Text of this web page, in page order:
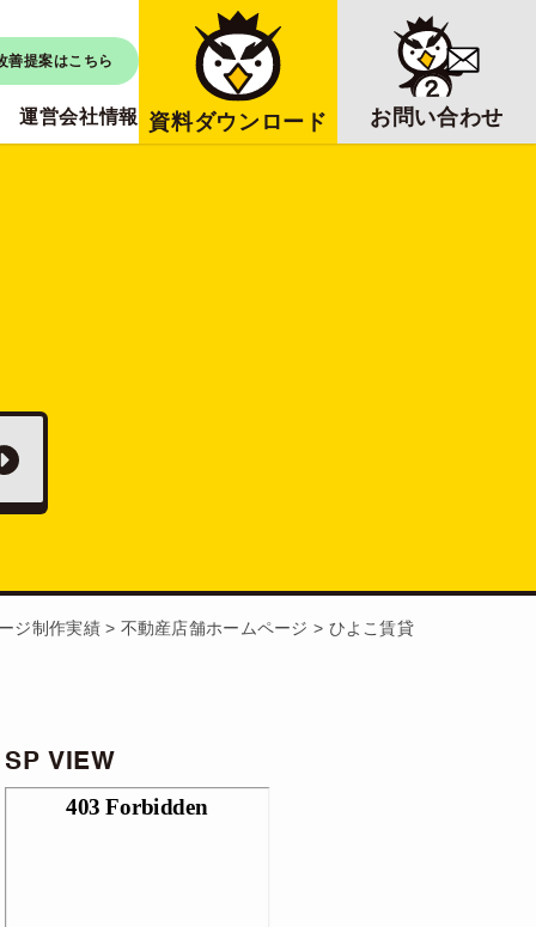
善提案はこちら
運営会社情報 資料ダウンロード お問い合わせ
ジ制作実績> 不動産店舗ホームページ > ひよこ賃貸
SP VIEW